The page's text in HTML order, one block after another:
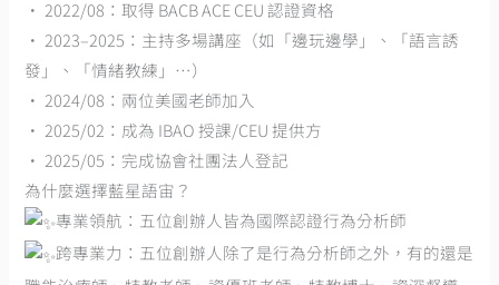
• 2022/08：取得 BACB ACE CEU 認證資格
• 2023–2025：主持多場講座（如「邊玩邊學」、「語言誘
發」、「情緒教練」…）
• 2024/08：兩位美國老師加入
• 2025/02：成為 IBAO 授課/CEU 提供方
• 2025/05：完成協會社團法人登記
為什麼選擇藍星語宙？
專業領航：五位創辦人皆為國際認證行為分析師
跨專業力：五位創辦人除了是行為分析師之外，有的還是